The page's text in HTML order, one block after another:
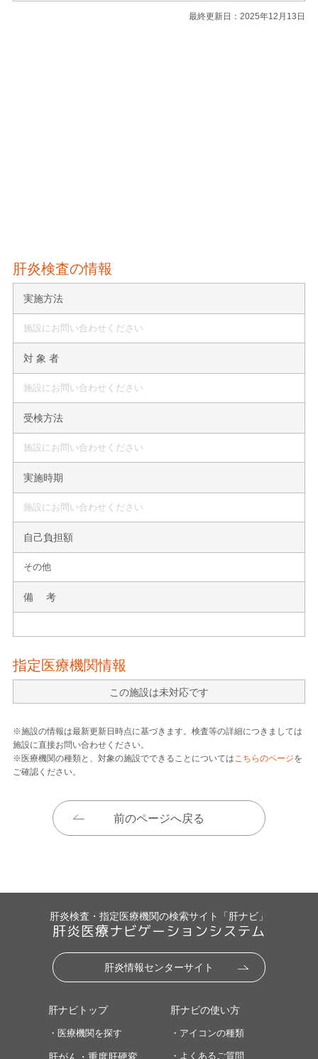
最終更新日：2025年12月13日
肝炎検査の情報
実施方法
施設にお問い合わせください
対 象 者
施設にお問い合わせください
受検方法
施設にお問い合わせください
実施時期
施設にお問い合わせください
自己負担額
その他
備 考
指定医療機関情報
この施設は未対応です
※施設の情報は最新更新日時点に基づきます。検査等の詳細につきましては
施設に直接お問い合わせください。
※医療機関の種類と、対象の施設でできることについてはこちらのページを
ご確認ください。
前のページへ戻る
肝炎検査・指定医療機関の検索サイト「肝ナビ」
肝炎医療ナビゲーションシステム
肝炎情報センターサイト
肝ナビトップ
・医療機関を探す
肝ナビの使い方
・アイコンの種類
・よくあるご質問